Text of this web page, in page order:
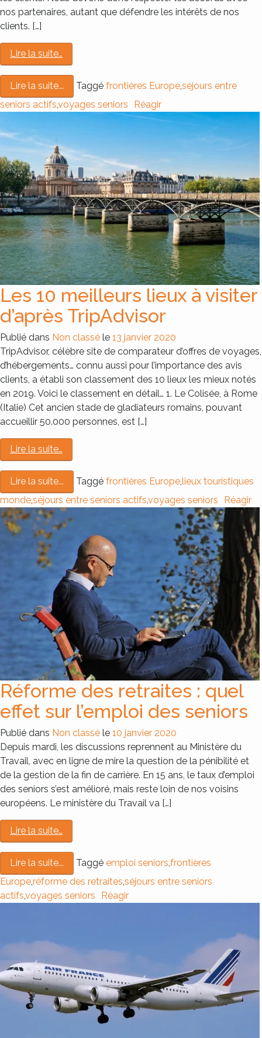
nos partenaires, autant que défendre les intérêts de nos
clients. […]
Lire la suite…
Lire la suite... Taggé frontières Europeséjours entre
seniors actifs,voyages seniors Réagir
Les 10 meilleurs lieux à visiter
d’après TripAdvisor
Publié dans Non classé le 13 janvier 2020
TripAdvisor, célèbre site de comparateur d’offres de voyages,
d’hébergements… connu aussi pour l’importance des avis
clients, a établi son classement des 10 lieux les mieux notés
en 2019. Voici le classement en détail… 1. Le Colisée, à Rome
(Italie) Cet ancien stade de gladiateurs romains, pouvant
accueillir 50.000 personnes, est […]
Lire la suite…
Lire la suite... Taggé frontières Europelieux touristiques
monde,séjours entre seniors actifs,voyages seniors Réagir
Réforme des retraites : quel
effet sur l’emploi des seniors
Publié dans Non classé le 10 janvier 2020
Depuis mardi, les discussions reprennent au Ministère du
Travail, avec en ligne de mire la question de la pénibilité et
de la gestion de la fin de carrière. En 15 ans, le taux d’emploi
des seniors s’est amélioré, mais reste loin de nos voisins
européens. Le ministère du Travail va […]
Lire la suite…
Lire la suite... Taggé emploi seniors frontières
Europe,réforme des retraites,séjours entre seniors
actifs,voyages seniors Réagir